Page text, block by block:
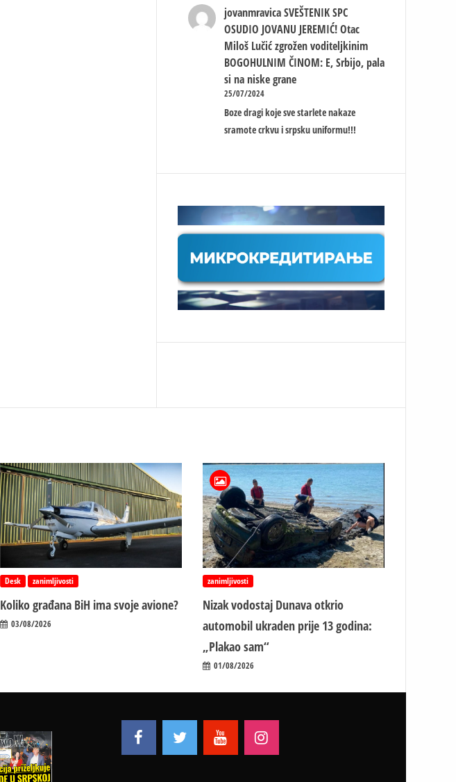
jovanmravica SVEŠTENIK SPC
OSUDIO JOVANU JEREMIĆ! Otac
Miloš Lučić zgrožen voditeljkinim
BOGOHULNIM ČINOM: E, Srbijo, pala
si na niske grane
25/07/2024
Boze dragi koje sve starlete nakaze
sramote crkvu i srpsku uniformu!!!
Desk zanimljivosti
Koliko građana BiH ima svoje avione?
03/08/2026
zanimljivosti
Nizak vodostaj Dunava otkrio
automobil ukraden prije 13 godina:
„Plakao sam“
01/08/2026